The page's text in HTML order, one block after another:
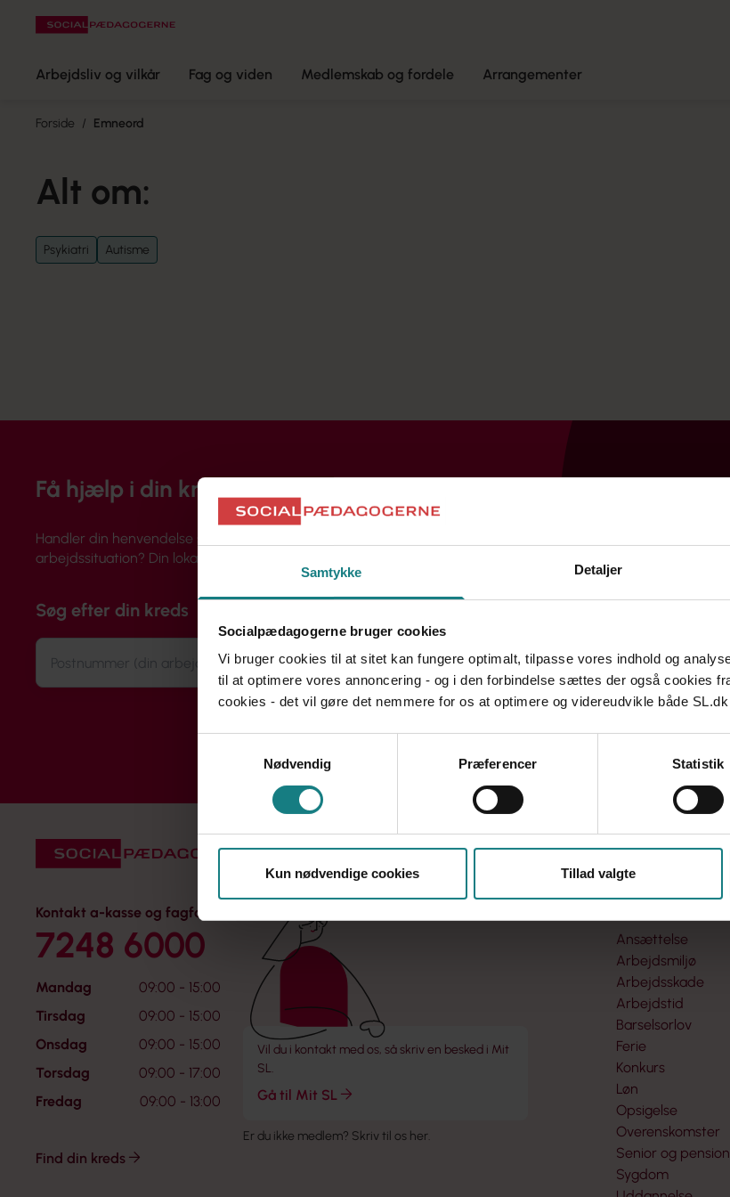
Samtykke Detaljer
Socialpædagogerne bruger cookies
Vi bruger cookies til at sitet kan fungere optimalt, tilpasse vores indhold og
til at optimere vores annoncering - og i den forbindelse sættes der også cookies
cookies - det vil gøre det nemmere for os at optimere og videreudvikle både
Nødvendig
Præferencer Statistik
Kun nødvendige cookies Tillad valgte
Arbejdsliv og vilkår Fag og viden Medlemskab og fordele Arrangementer
Forside Emneord
Alt om:
Psykiatri Autisme
Få hjælp i din kreds
Handler din henvendelse sig om løn, ansættelse eller din
arbejdssituation? Din lokale kreds rådgiver dig og hjælper dig videre.
Søg efter din kreds
Søg
Kontakt a-kasse og fagforening
7248 6000
Mandag
09:00 - 15:00
Tirsdag
09:00 - 15:00
Onsdag
09:00 - 15:00
Torsdag
09:00 - 17:00
Fredag
09:00 - 13:00
Find din kreds
Vil du i kontakt med os, så skriv en besked i Mit
SL.
Gå til Mit SL
Er du ikke medlem? Skriv til os her.
Ansættelse
Arbejdsmiljø
Arbejdsskade
Arbejdstid
Barselsorlov
Ferie
Konkurs
Løn
Opsigelse
Overenskomster
Senior og pension
Sygdom